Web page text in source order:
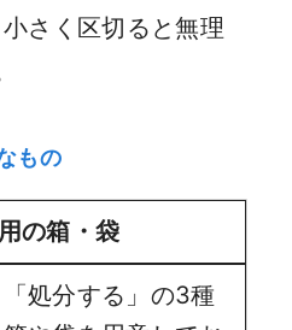
さく区切ると無理
もの
の箱・袋
「処分する」の3種